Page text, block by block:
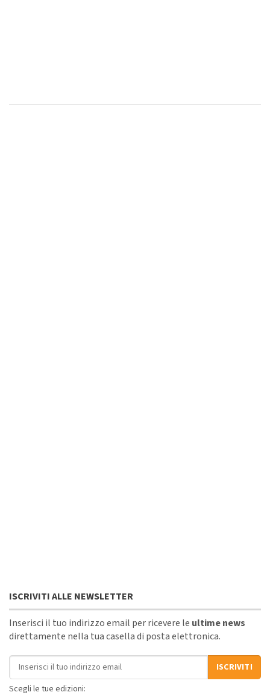
ISCRIVITI ALLE NEWSLETTER
Inserisci il tuo indirizzo email per ricevere le ultime news
direttamente nella tua casella di posta elettronica.
Indirizzo email
ISCRIVITI
Scegli le tue edizioni: